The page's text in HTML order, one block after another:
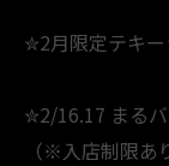
✮2月限定テキ
✮2/16.17 まる
（※入店制限あ